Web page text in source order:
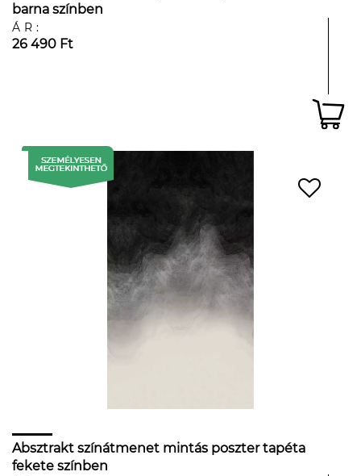
barna színben
ÁR:
26 490 Ft
Absztrakt színátmenet mintás poszter tapéta
fekete színben